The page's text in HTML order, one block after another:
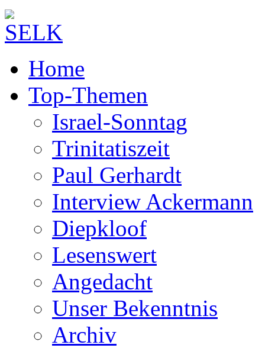
Home
Top-Themen
Israel-Sonntag
Trinitatiszeit
Paul Gerhardt
Interview Ackermann
Diepkloof
Lesenswert
Angedacht
Unser Bekenntnis
Archiv